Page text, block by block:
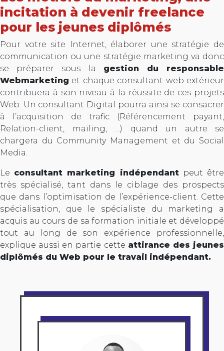
incitation à devenir freelance
pour les jeunes diplômés
Pour votre site Internet, élaborer une stratégie de
communication ou une stratégie marketing va donc
se préparer sous la gestion du responsable
Webmarketing et chaque consultant web extérieur
contribuera à son niveau à la réussite de ces projets
Web. Un consultant Digital pourra ainsi se consacrer
à l’acquisition de trafic (Référencement payant,
Relation-client, mailing, …) quand un autre se
chargera du Community Management et du Social
Media.
Le consultant marketing indépendantpeut être
très spécialisé, tant dans le ciblage des prospects
que dans l’optimisation de l’expérience-client. Cette
spécialisation, que le spécialiste du marketing a
acquis au cours de sa formation initiale et développé
tout au long de son expérience professionnelle,
explique aussi en partie cette attirance des jeunes
diplômés du Web pour le travail indépendant.